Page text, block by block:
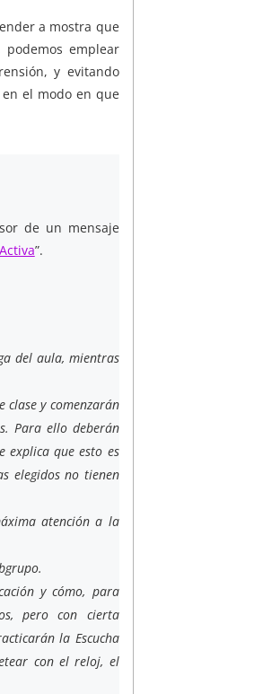
a mostra que
emplear
y evitando
el modo en que
de un mensaje
”.
del aula, mientras
clase y comenzarán
Para ello deberán
explica que esto es
elegidos no tienen
atención a la
y cómo, para
pero con cierta
la Escucha
con el reloj, el